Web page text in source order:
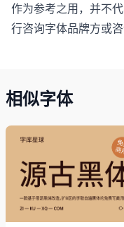
作为参考之用，并不
行咨询字体品牌方或咨
相似字体